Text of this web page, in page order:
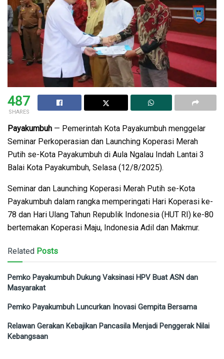
487
SHARES
Payakumbuh — Pemerintah Kota Payakumbuh menggelar
Seminar Perkoperasian dan Launching Koperasi Merah
Putih se-Kota Payakumbuh di Aula Ngalau Indah Lantai 3
Balai Kota Payakumbuh, Selasa (12/8/2025).
Seminar dan Launching Koperasi Merah Putih se-Kota
Payakumbuh dalam rangka memperingati Hari Koperasi ke-
78 dan Hari Ulang Tahun Republik Indonesia (HUT RI) ke-80
bertemakan Koperasi Maju, Indonesia Adil dan Makmur.
Related Posts
Pemko Payakumbuh Dukung Vaksinasi HPV Buat ASN dan
Masyarakat
Pemko Payakumbuh Luncurkan Inovasi Gempita Bersama
Relawan Gerakan Kebajikan Pancasila Menjadi Penggerak Nilai
Kebangsaan